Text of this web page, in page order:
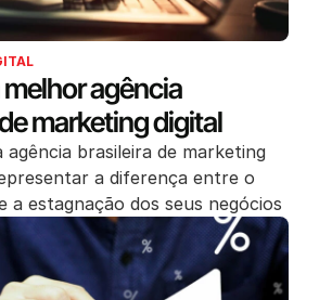
melhor agência
marketing digital
agência brasileira de marketing
a diferença entre o
a estagnação dos seus negócios